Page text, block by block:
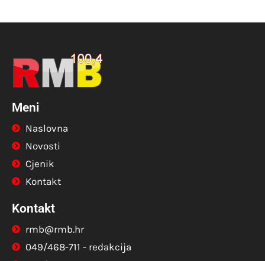
Meni
Naslovna
Novosti
Cjenik
Kontakt
Kontakt
rmb@rmb.hr
049/468-711 - redakcija